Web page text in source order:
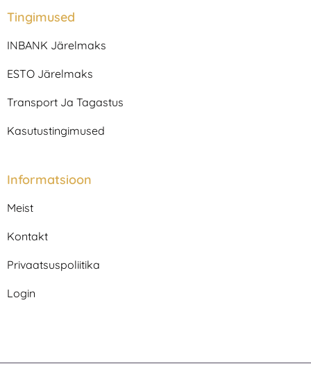
a
r
m
b
o
Tingimused
INBANK Järelmaks
ESTO Järelmaks
Transport Ja Tagastus
Kasutustingimused
Informatsioon
Meist
Kontakt
Privaatsuspoliitika
Login